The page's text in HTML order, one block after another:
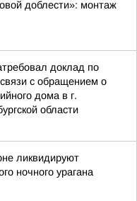
доблести»: монтаж
доклад по
с обращением о
дома в г.
области
ликвидируют
ночного урагана